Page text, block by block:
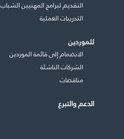
التقديم لبرامج المهنيين الشباب
التدريبات العملية
للموردين
الانضمام إلى قائمة الموردين
الشركات الناشئة
مناقصات
الدعم والتبرع